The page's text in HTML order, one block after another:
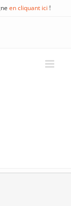
en cliquant ici !